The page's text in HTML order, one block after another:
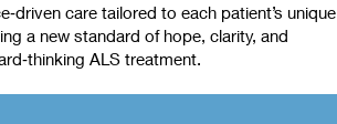
care tailored to each patient’s unique
a new standard of hope, clarity, and
ALS treatment.